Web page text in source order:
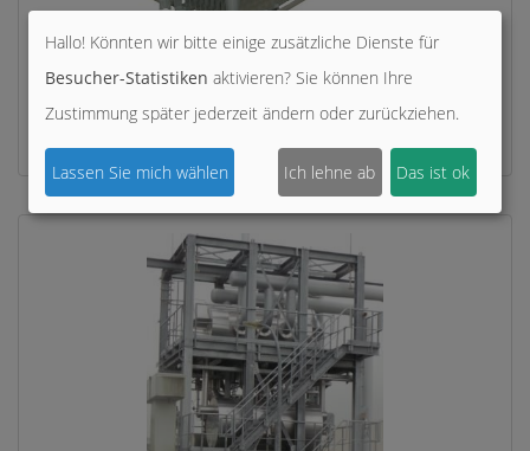
Thermoplate Wärmeübertrager
Hallo! Könnten wir bitte einige zusätzliche Dienste für
Besucher-Statistiken aktivieren? Sie können Ihre
Zustimmung später jederzeit ändern oder zurückziehen.
Lassen Sie mich wählen Ich lehne ab Das ist ok